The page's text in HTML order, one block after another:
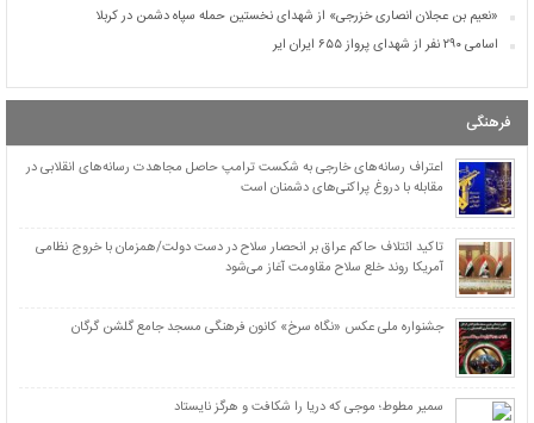
«نعیم بن عجلان انصاری خزرجی» از شهدای نخستین حمله سپاه دشمن در کربلا
اسامی ۲۹۰ نفر از شهدای پرواز ۶۵۵ ایران ایر
شهید زهرا محمدی گلپایگانی نوه خردسال رهبر شهید
علیِ طبرسا، از اصفهان‌کلاته تا دهلرانِ خونین
تحقیر جولانی توسط وزیر جنگ اسرائیل
اعتراف رسانه‌های خارجی به شکست ترامپ حاصل مجاهدت رسانه‌های انقلابی در مقابله با
دروغ پراکنی‌های دشمنان است
رژیم اشغالگر “نمی‌تواند” صدای «عبود بطح» را در نوار غزه خاموش کند + عکس
هلاکت ۴ نظامی اسرائیلی ۱۱ مجروح در نبرد با رزمندگان حزب‌الله در جنوب لبنان + عکس
«قيس بن مسهر صيداوي» سفیر نامه امام حسین علیه‌السلام از «حاجز» به «کوفه»/ گریه امام
بعد از شنیدن خبر شهادت «قیس»
«نعیم بن عجلان انصاری خزرجی» از شهدای نخستین حمله سپاه دشمن در کربلا
اسامی ۲۹۰ نفر از شهدای پرواز ۶۵۵ ایران ایر
فرهنگی
اعتراف رسانه‌های خارجی به شکست ترامپ حاصل مجاهدت رسانه‌های انقلابی در
مقابله با دروغ پراکنی‌های دشمنان است
تاکید ائتلاف حاکم عراق بر انحصار سلاح در دست دولت/همزمان با خروج نظامی
آمریکا روند خلع سلاح مقاومت آغاز می‌شود
جشنواره ملی عکس «نگاه سرخ» کانون فرهنگی مسجد جامع گلشن گرگان
سمیر مطوط؛ موجی که دریا را شکافت و هرگز نایستاد